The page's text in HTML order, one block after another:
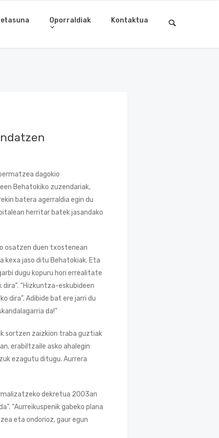
Oporraldiak Kontaktua
dagokio
Behatokiko zuzendariak,
batera agerraldia egin du
herritar batek jasandako
osatzen duen txostenean
kexa jaso ditu Behatokiak. Eta
dugu kopuru hori errealitate
“Hizkuntza-eskubideen
dira”. Adibide bat ere jarri du
da!”
sortzen zaizkion traba guztiak
erabiltzaile asko ahalegin
ezagutu ditugu. Aurrera
dekretua 2003an
“Aurreikuspenik gabeko plana
eta ondorioz, gaur egun